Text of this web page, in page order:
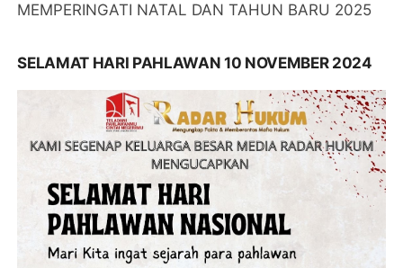
MEMPERINGATI NATAL DAN TAHUN BARU 2025
SELAMAT HARI PAHLAWAN 10 NOVEMBER 2024